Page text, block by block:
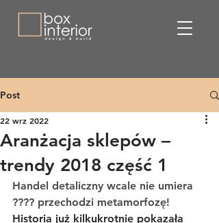
Post
Aranżacja sklepów –
trendy 2018 część 1
22 wrz 2022
Handel detaliczny wcale nie umiera
???? przechodzi metamorfozę!
Historia już kilkukrotnie pokazała